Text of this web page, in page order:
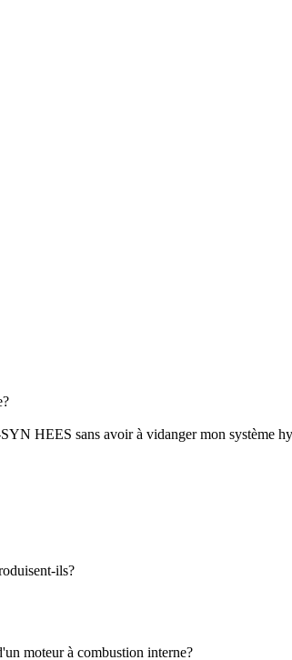
HEES sans avoir à vidanger mon système
ils?
moteur à combustion interne?